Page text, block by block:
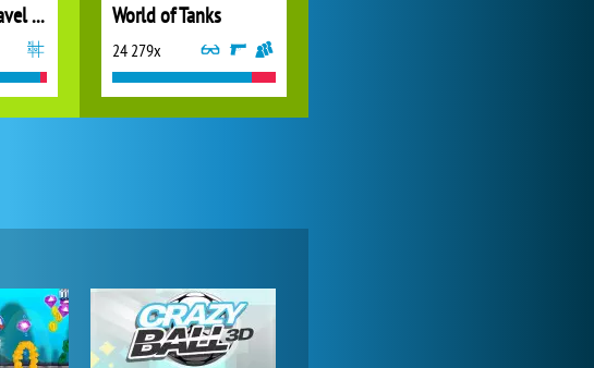
Yarn Fever: Unravel Puzzle World of Tanks
24 279x